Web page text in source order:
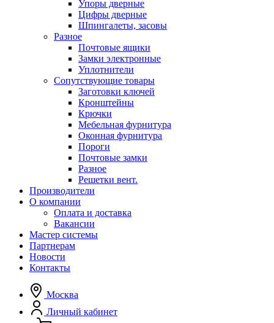
Упоры дверные
Цифры дверные
Шпингалеты, засовы
Разное
Почтовые ящики
Замки электронные
Уплотнители
Сопутствующие товары
Заготовки ключей
Кронштейны
Крючки
Мебельная фурнитура
Оконная фурнитура
Пороги
Почтовые замки
Разное
Решетки вент.
Производители
О компании
Оплата и доставка
Вакансии
Мастер системы
Партнерам
Новости
Контакты
Москва
Личный кабинет